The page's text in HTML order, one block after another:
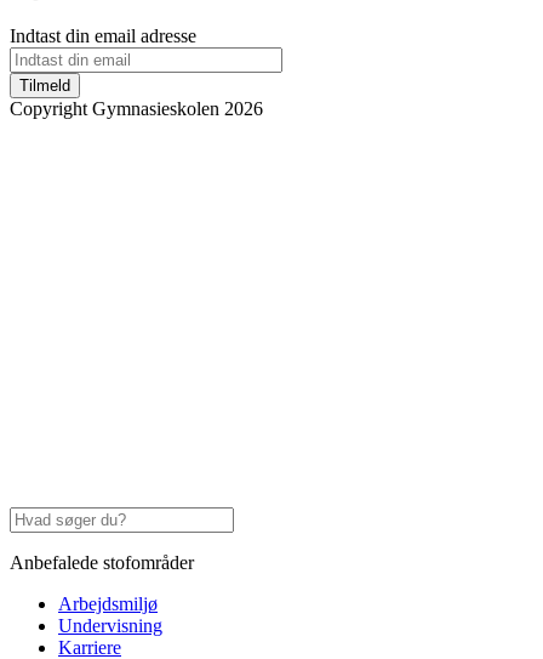
Indtast din email adresse
Tilmeld
Copyright Gymnasieskolen 2026
Anbefalede stofområder
Arbejdsmiljø
Undervisning
Karriere